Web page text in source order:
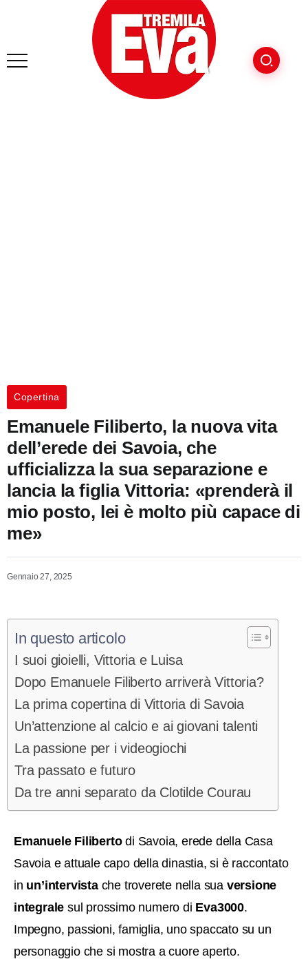
Copertina
Emanuele Filiberto, la nuova vita
dell’erede dei Savoia, che
ufficializza la sua separazione e
lancia la figlia Vittoria: «prenderà il
mio posto, lei è molto più capace di
me»
Gennaio 27, 2025
In questo articolo
I suoi gioielli, Vittoria e Luisa
Dopo Emanuele Filiberto arriverà Vittoria?
La prima copertina di Vittoria di Savoia
Un’attenzione al calcio e ai giovani talenti
La passione per i videogiochi
Tra passato e futuro
Da tre anni separato da Clotilde Courau
Emanuele Filibertodi Savoia, erede della Casa
Savoia e attuale capo della dinastia, si è raccontato
in un’intervistache troverete nella sua versione
integrale sul prossimo numero di Eva3000.
Impegno, passioni, famiglia, uno spaccato su un
personaggio che si mostra a cuore aperto.